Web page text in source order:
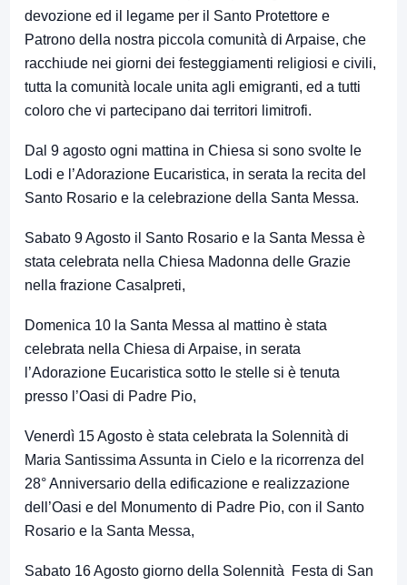
devozione ed il legame per il Santo Protettore e
Patrono della nostra piccola comunità di Arpaise, che
racchiude nei giorni dei festeggiamenti religiosi e civili,
tutta la comunità locale unita agli emigranti, ed a tutti
coloro che vi partecipano dai territori limitrofi.
Dal 9 agosto ogni mattina in Chiesa si sono svolte le
Lodi e l’Adorazione Eucaristica, in serata la recita del
Santo Rosario e la celebrazione della Santa Messa.
Sabato 9 Agosto il Santo Rosario e la Santa Messa è
stata celebrata nella Chiesa Madonna delle Grazie
nella frazione Casalpreti,
Domenica 10 la Santa Messa al mattino è stata
celebrata nella Chiesa di Arpaise, in serata
l’Adorazione Eucaristica sotto le stelle si è tenuta
presso l’Oasi di Padre Pio,
Venerdì 15 Agosto è stata celebrata la Solennità di
Maria Santissima Assunta in Cielo e la ricorrenza del
28° Anniversario della edificazione e realizzazione
dell’Oasi e del Monumento di Padre Pio, con il Santo
Rosario e la Santa Messa,
Sabato 16 Agosto giorno della Solennità Festa di San